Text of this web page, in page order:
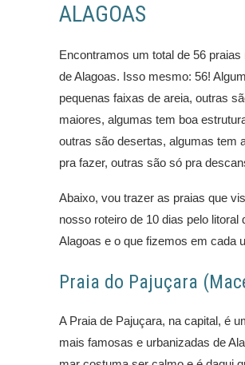
ALAGOAS
Encontramos um total de 56 praias
de Alagoas. Isso mesmo: 56!
pequenas faixas de areia, outras
maiores, algumas tem boa
outras são desertas, algumas tem
pra fazer, outras são só pra
Abaixo, vou trazer as praias que
nosso roteiro de 10 dias pelo litoral
Alagoas e o que fizemos em cada
Praia do Pajuçara
A Praia de Pajuçara, na capital, é
mais famosas e urbanizadas de